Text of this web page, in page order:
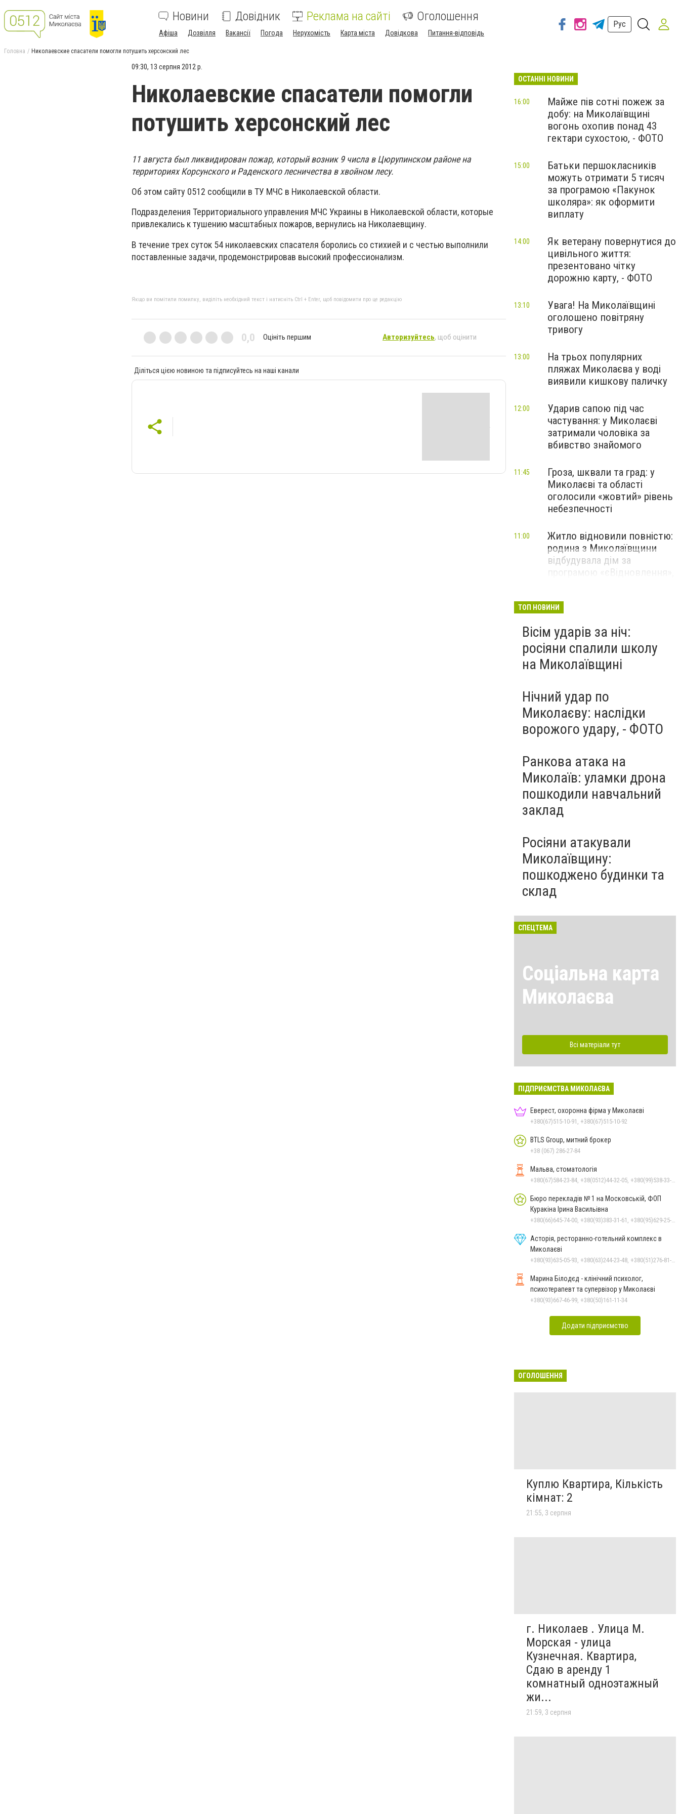
Новини Довідник Реклама на сайті Оголошення
Афіша Дозвілля Вакансії Погода Нерухомість Карта міста Довідкова Питання-відповідь
Рус
Головна Николаевские спасатели помогли потушить херсонский лес
09:30, 13 серпня 2012 р.
Николаевские спасатели помогли
потушить херсонский лес
11 августа был ликвидирован пожар, который возник 9 числа в Цюрупинском районе на
территориях Корсунского и Раденского лесничества в хвойном лесу.
Об этом сайту 0512 сообщили в ТУ МЧС в Николаевской области.
Подразделения Территориального управления МЧС Украины в Николаевской области, которые
привлекались к тушению масштабных пожаров, вернулись на Николаевщину.
В течение трех суток 54 николаевских спасателя боролись со стихией и с честью выполнили
поставленные задачи, продемонстрировав высокий профессионализм.
Якщо ви помітили помилку, виділіть необхідний текст і натисніть Ctrl + Enter, щоб повідомити про це редакцію
0,0 Оцініть першим Авторизуйтесь, щоб оцінити
Діліться цією новиною та підписуйтесь на наші канали
ОСТАННІ НОВИНИ
Майже пів сотні пожеж за
добу: на Миколаївщині
вогонь охопив понад 43
гектари сухостою, - ФОТО
16:00
Батьки першокласників
можуть отримати 5 тисяч
за програмою «Пакунок
школяра»: як оформити
виплату
15:00
Як ветерану повернутися до
цивільного життя:
презентовано чітку
дорожню карту, - ФОТО
14:00
Увага! На Миколаївщині
оголошено повітряну
тривогу
13:10
На трьох популярних
пляжах Миколаєва у воді
виявили кишкову паличку
13:00
Ударив сапою під час
частування: у Миколаєві
затримали чоловіка за
вбивство знайомого
12:00
Гроза, шквали та град: у
Миколаєві та області
оголосили «жовтий» рівень
небезпечності
11:45
Житло відновили повністю:
родина з Миколаївщини
відбудувала дім за
програмою «єВідновлення»,
11:00
ТОП НОВИНИ
Вісім ударів за ніч:
росіяни спалили школу
на Миколаївщині
Нічний удар по
Миколаєву: наслідки
ворожого удару, - ФОТО
Ранкова атака на
Миколаїв: уламки дрона
пошкодили навчальний
заклад
Росіяни атакували
Миколаївщину:
пошкоджено будинки та
склад
СПЕЦТЕМА
Соціальна карта
Миколаєва
Всі матеріали тут
ПІДПРИЄМСТВА МИКОЛАЄВА
Еверест, охоронна фірма у Миколаєві
+380(67)515-10-91, +380(67)515-10-92
BTLS Group, митний брокер
+38 (067) 286-27-84
Мальва, стоматологія
Бюро перекладів № 1 на Московській, ФОП
Куракіна Ірина Васильівна
Асторія, ресторанно-готельний комплекс в
Миколаєві
Марина Білодєд - клінічний психолог,
психотерапевт та супервізор у Миколаєві
+380(93)667-46-99, +380(50)161-11-34
Додати підприємство
ОГОЛОШЕННЯ
Куплю Квартира, Кількість
кімнат: 2
21:55, 3 серпня
г. Николаев . Улица М.
Морская - улица
Кузнечная. Квартира,
Сдаю в аренду 1
комнатный одноэтажный
жи...
21:59, 3 серпня